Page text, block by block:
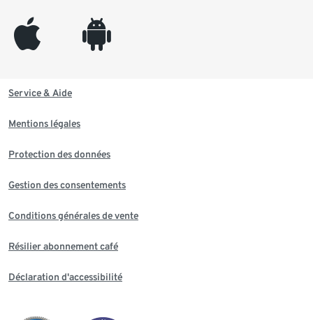
appleinc android
Service & Aide
Mentions légales
Protection des données
Gestion des consentements
Conditions générales de vente
Résilier abonnement café
Déclaration d'accessibilité